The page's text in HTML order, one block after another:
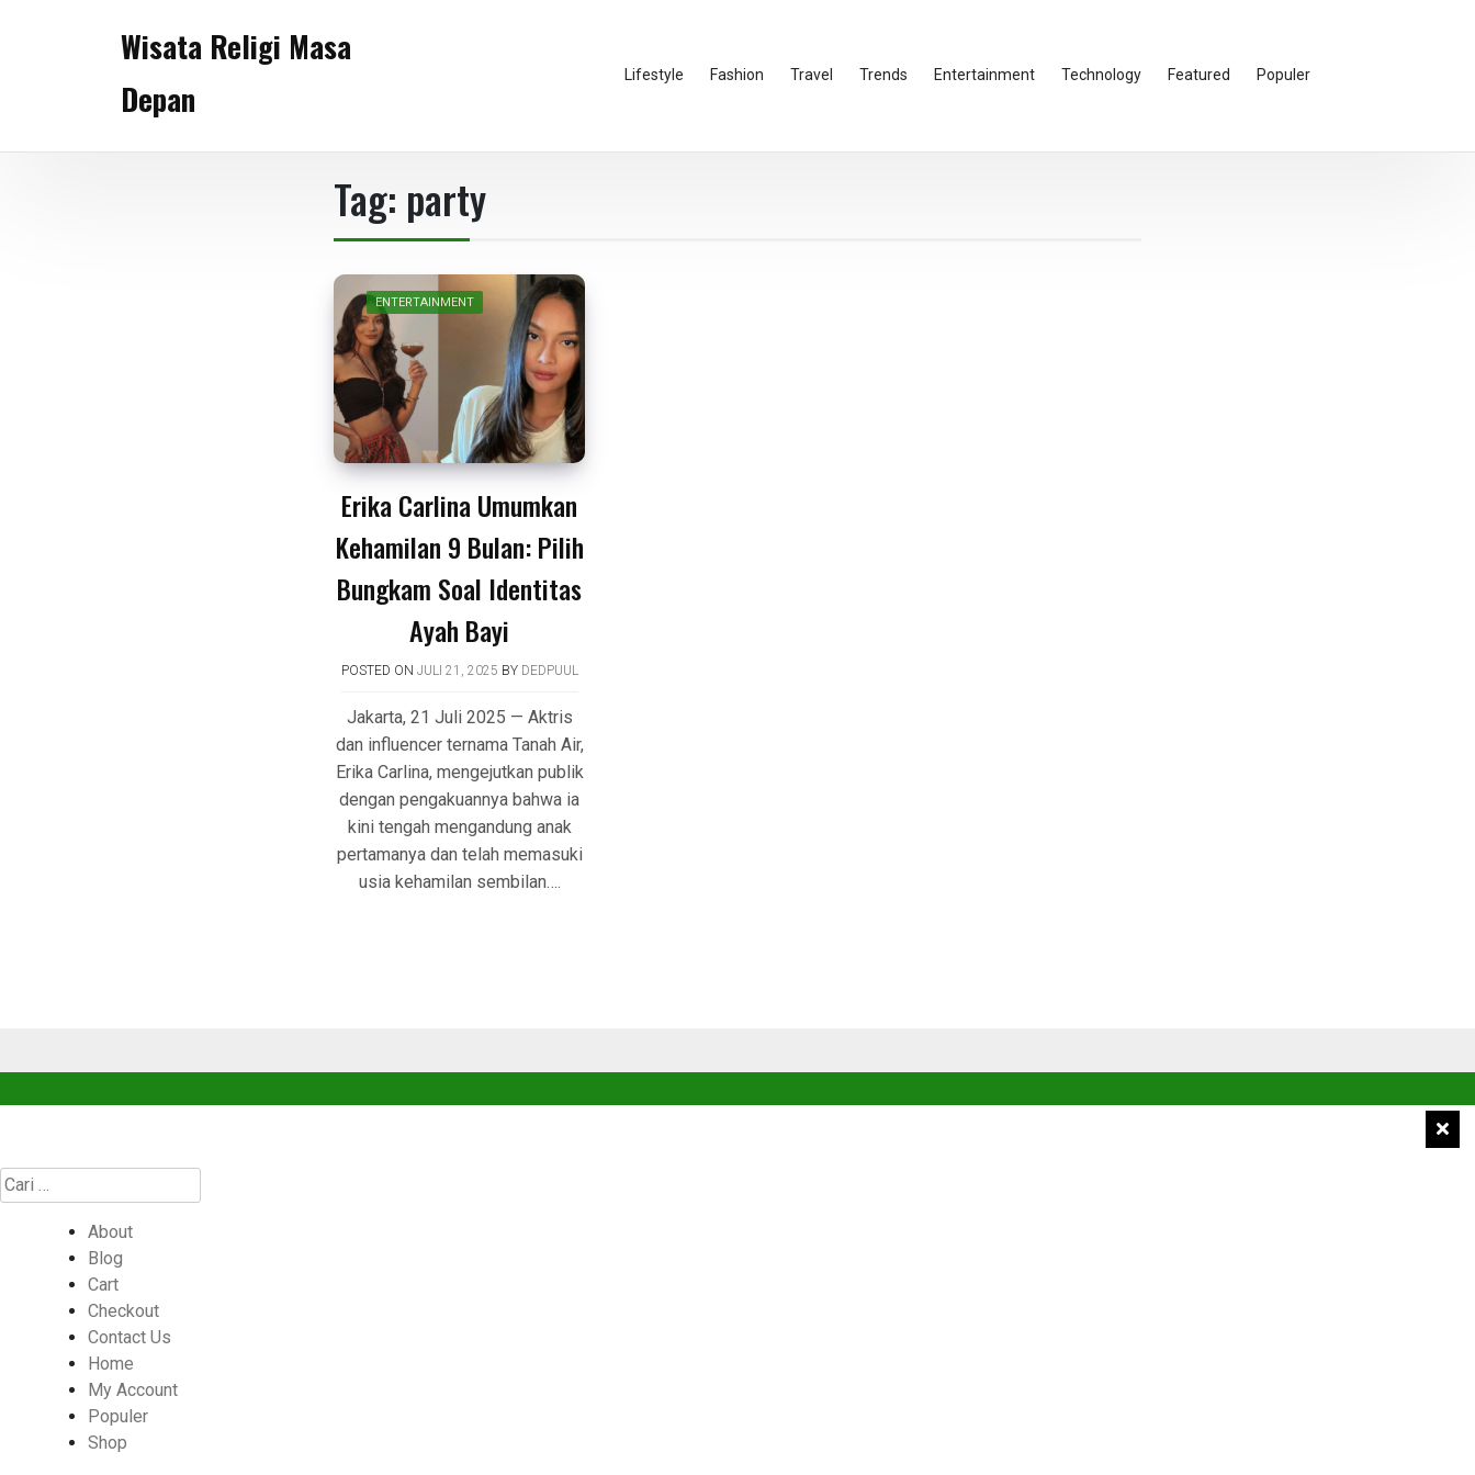
Wisata Religi Masa
Depan
Lifestyle Fashion Travel Trends Entertainment Technology Featured Populer
Tag: party
ENTERTAINMENT
Erika Carlina Umumkan
Kehamilan 9 Bulan: Pilih
Bungkam Soal Identitas
Ayah Bayi
POSTED ON JULI 21, 2025 BY DEDPUUL
Jakarta, 21 Juli 2025 — Aktris
dan influencer ternama Tanah Air,
Erika Carlina, mengejutkan publik
dengan pengakuannya bahwa ia
kini tengah mengandung anak
pertamanya dan telah memasuki
usia kehamilan sembilan….
Cari
untuk:
About
Blog
Cart
Checkout
Contact Us
Home
My Account
Populer
Shop